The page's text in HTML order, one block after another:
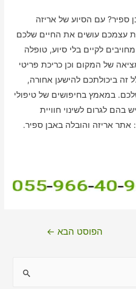
ספיר? עם הסיוע של אריזה
עצמכם עושים את החיים שלכם
לקיים בלי סיוע, טופלה
של המקום וכן כריכת פריטי
זה ביכולתכם להישען אחורה,
במאמץ בחיפושים של טיפולי
בהם לגרום לשינוי חוויית
אתר אריזה והובלה באבן ספיר.
הפוסט הבא ←